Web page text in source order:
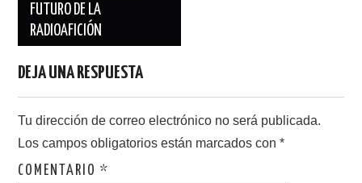
FUTURO DE LA
RADIOAFICIÓN
DEJA UNA RESPUESTA
Tu dirección de correo electrónico no será publicada.
Los campos obligatorios están marcados con*
COMENTARIO*